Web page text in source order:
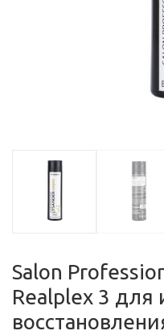
Salon
Realplex 3 для